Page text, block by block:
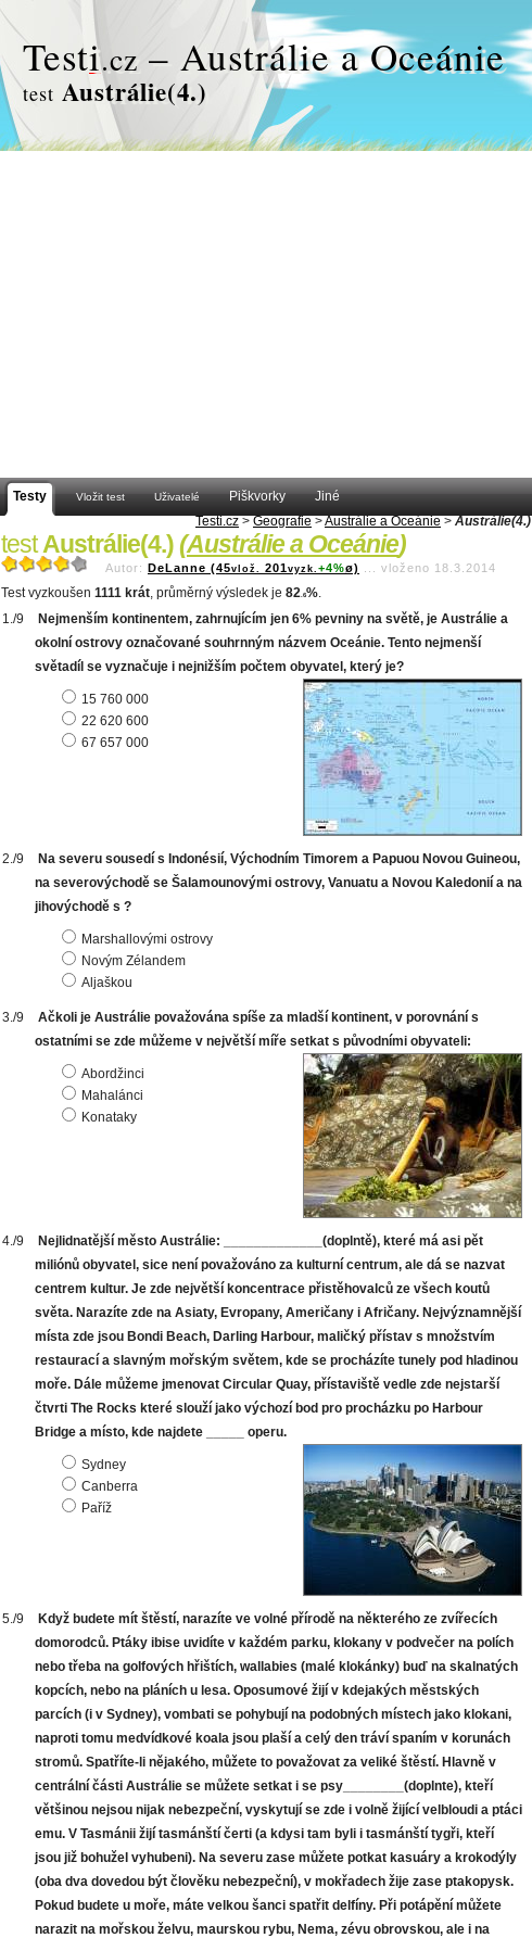
Testi.cz – Austrálie a Oceánie
test Austrálie(4.)
Testy Vložit test Uživatelé Piškvorky
Jiné
Testi.cz > Geografie >Austrálie a Oceánie > Austrálie(4.)
testAustrálie(4.)(Austrálie a Oceánie)
Autor: DeLanne (45vlož. 201vyzk. +4%ø) vloženo 18.3.2014
Test vyzkoušen 1111 krát, průměrný výsledek je 82 .6%.
Nejmenším kontinentem, zahrnujícím jen 6% pevniny na světě, je Austrálie a
okolní ostrovy označované souhrnným názvem Oceánie. Tento nejmenší
světadíl se vyznačuje i nejnižším počtem obyvatel, který je?
15 760 000
22 620 600
67 657 000
Na severu sousedí s Indonésií, Východním Timorem a Papuou Novou Guineou,
na severovýchodě se Šalamounovými ostrovy, Vanuatu a Novou Kaledonií a na
jihovýchodě s ?
Marshallovými ostrovy
Novým Zélandem
Aljaškou
Ačkoli je Austrálie považována spíše za mladší kontinent, v porovnání s
ostatními se zde můžeme v největší míře setkat s původními obyvateli:
Abordžinci
Mahalánci
Konataky
Nejlidnatější město Austrálie: _____________(doplntě), které má asi pět
miliónů obyvatel, sice není považováno za kulturní centrum, ale dá se nazvat
centrem kultur. Je zde největší koncentrace přistěhovalců ze všech koutů
světa. Narazíte zde na Asiaty, Evropany, Američany i Afričany. Nejvýznamnější
místa zde jsou Bondi Beach, Darling Harbour, maličký přístav s množstvím
restaurací a slavným mořským světem, kde se procházíte tunely pod hladinou
moře. Dále můžeme jmenovat Circular Quay, přístaviště vedle zde nejstarší
čtvrti The Rocks které slouží jako výchozí bod pro procházku po Harbour
Bridge a místo, kde najdete _____ operu.
Sydney
Canberra
Paříž
Když budete mít štěstí, narazíte ve volné přírodě na některého ze zvířecích
domorodců. Ptáky ibise uvidíte v každém parku, klokany v podvečer na polích
nebo třeba na golfových hřištích, wallabies (malé klokánky) buď na skalnatých
kopcích, nebo na pláních u lesa. Oposumové žijí v kdejakých městských
parcích (i v Sydney), vombati se pohybují na podobných místech jako klokani,
naproti tomu medvídkové koala jsou plaší a celý den tráví spaním v korunách
stromů. Spatříte-li nějakého, můžete to považovat za veliké štěstí. Hlavně v
centrální části Austrálie se můžete setkat i se psy________(doplnte), kteří
většinou nejsou nijak nebezpeční, vyskytují se zde i volně žijící velbloudi a ptáci
emu. V Tasmánii žijí tasmánští čerti (a kdysi tam byli i tasmánští tygři, kteří
jsou již bohužel vyhubeni). Na severu zase můžete potkat kasuáry a krokodýly
(oba dva dovedou být člověku nebezpeční), v mokřadech žije zase ptakopysk.
Pokud budete u moře, máte velkou šanci spatřit delfíny. Při potápění můžete
narazit na mořskou želvu, maurskou rybu, Nema, zévu obrovskou, ale i na